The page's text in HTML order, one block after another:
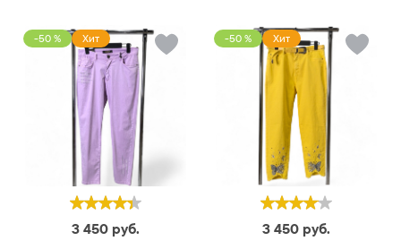
-50 % Хит
3 450 руб.
-50 % Хит
3 450 руб.